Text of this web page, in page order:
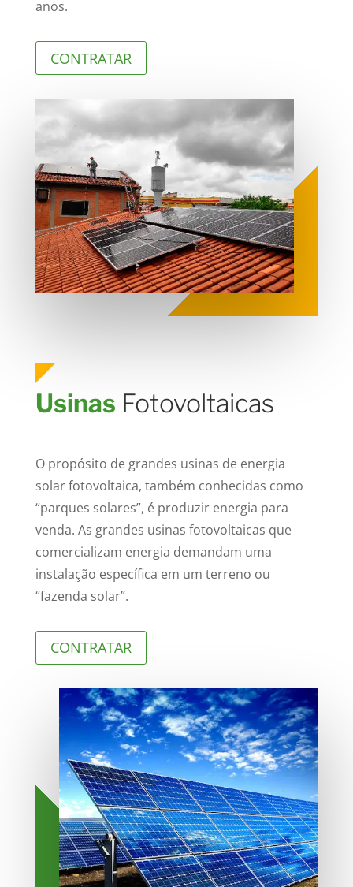
anos.
CONTRATAR
Usinas Fotovoltaicas
O propósito de grandes usinas de energia
solar fotovoltaica, também conhecidas como
“parques solares”, é produzir energia para
venda. As grandes usinas fotovoltaicas que
comercializam energia demandam uma
instalação específica em um terreno ou
“fazenda solar”.
CONTRATAR